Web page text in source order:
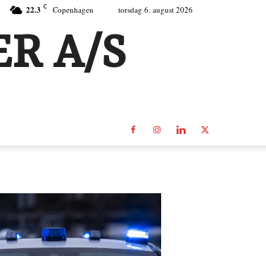
22.3 C Copenhagen torsdag 6. august 2026
A/S